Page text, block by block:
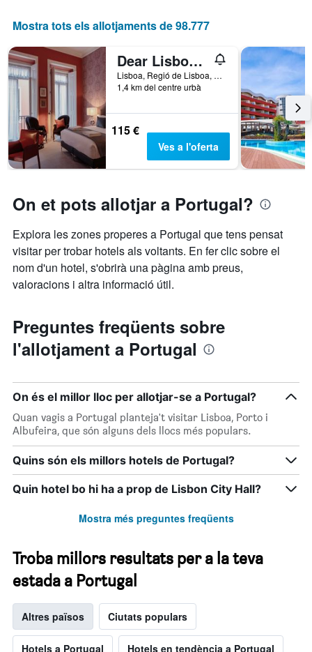
Mostra tots els allotjaments de 98.777
Dear Lisbon - Gallery House
Lisboa, Regió de Lisboa, Portugal
1,4 km del centre urbà
115 €
Ves a l'oferta
On et pots allotjar a Portugal?
Explora les zones properes a Portugal que tens pensat
visitar per trobar hotels als voltants. En fer clic sobre el
nom d'un hotel, s'obrirà una pàgina amb preus,
valoracions i altra informació útil.
Preguntes freqüents sobre
l'allotjament a Portugal
On és el millor lloc per allotjar-se a Portugal?
Quan vagis a Portugal planteja't visitar Lisboa, Porto i
Albufeira, que són alguns dels llocs més populars.
Quins són els millors hotels de Portugal?
Quin hotel bo hi ha a prop de Lisbon City Hall?
Mostra més preguntes freqüents
Troba millors resultats per a la teva
estada a Portugal
Altres països Ciutats populars
Hotels a Portugal Hotels en tendència a Portugal